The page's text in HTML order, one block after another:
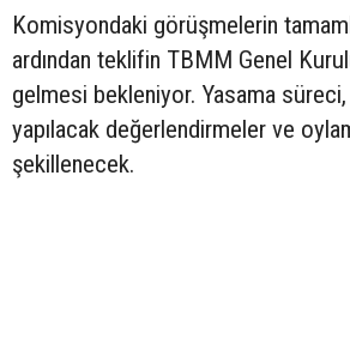
Komisyondaki görüşmelerin
ardından teklifin TBMM Genel
gelmesi bekleniyor. Yasama
yapılacak değerlendirmeler ve
şekillenecek.